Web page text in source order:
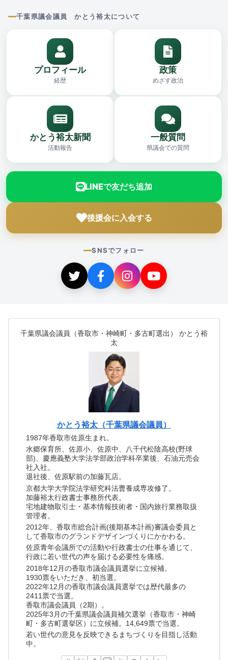
千葉県議会議員 かとう裕太について
プロフィール
経歴
政策
めざす政治
かとう裕太新聞
活動報告
一般質問
県議会での質問
LINEで友だち追加
後援会に入会する
SNSでフォロー
千葉県議会議員（香取市・神崎町・多古町選出） かとう裕
太
かとう裕太（千葉県議会議員）
1987年香取市佐原生まれ。
水郷保育所、佐原小、佐原中、八千代松陰高校(野球
部)、慶應義塾大学法学部政治学科卒業後、石油元売会
社入社。
退社後、佐原駅前の加藤瓦店。
京都大学大学院法学研究科法曹養成専攻修了。
加藤裕太行政書士事務所代表。
宅地建物取引士・基本情報技術者・国内旅行業務取扱
管理者。
2012年、香取市総合計画(後期基本計画)審議会委員と
して香取市のグランドデザインづくりにかかわる。
佐原青年会議所での活動や行政書士の仕事を通じて、
行政に若い世代の声を届ける必要性を痛感。
2018年12月の香取市議会議員選挙に立候補。
1930票をいただき、初当選。
2022年12月の香取市議会議員選挙では歴代最多の
2411票で当選。
香取市議会議員（2期）。
2025年3月の千葉県議会議員補欠選挙（香取市・神崎
町・多古町選挙区）に立候補。14,649票で当選。
若い世代の意見を反映できるまちづくりを目指し活動
中。